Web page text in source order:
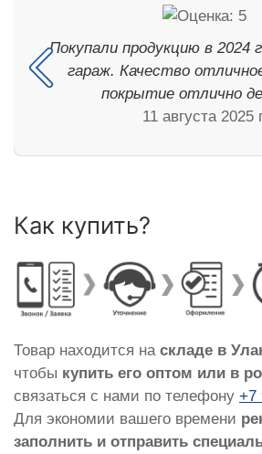
Покупали продукцию в 2024
гараж. Качество
покрытие отлично
11 августа 2025
Как купить?
Товар находится на складе в
чтобы купить его оптом или в
связаться с нами по телефону +7
Для экономии вашего времени
заполнить и отправить